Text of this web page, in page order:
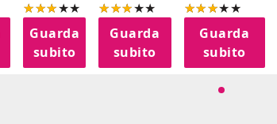
Guarda
subito
Guarda
subito
Guarda
subito